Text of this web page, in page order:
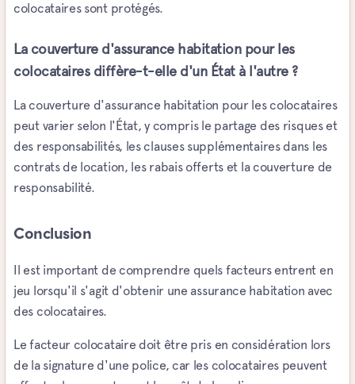
colocataires sont protégés.
La couverture d'assurance habitation pour les
colocataires diffère-t-elle d'un État à l'autre ?
La couverture d'assurance habitation pour les colocataires
peut varier selon l'État, y compris le partage des risques et
des responsabilités, les clauses supplémentaires dans les
contrats de location, les rabais offerts et la couverture de
responsabilité.
Conclusion
Il est important de comprendre quels facteurs entrent en
jeu lorsqu'il s'agit d'obtenir une assurance habitation avec
des colocataires.
Le facteur colocataire doit être pris en considération lors
de la signature d'une police, car les colocataires peuvent